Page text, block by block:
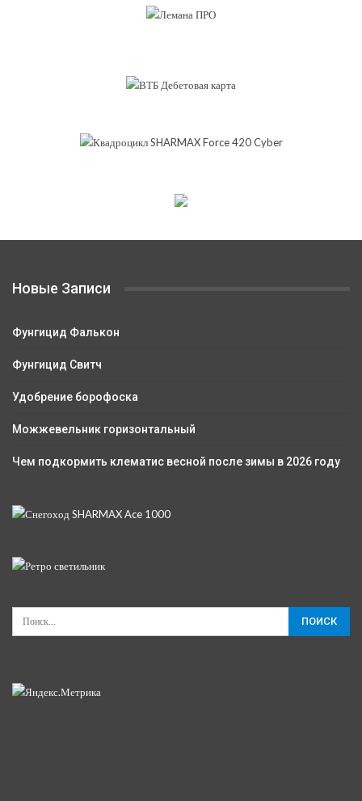
Новые Записи
Фунгицид Фалькон
Фунгицид Свитч
Удобрение борофоска
Можжевельник горизонтальный
Чем подкормить клематис весной после зимы в 2026 году